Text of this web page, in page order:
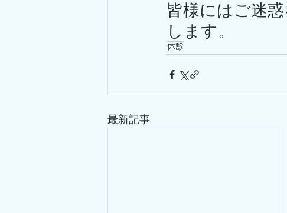
皆様にはご迷
します。
休診
最新記事